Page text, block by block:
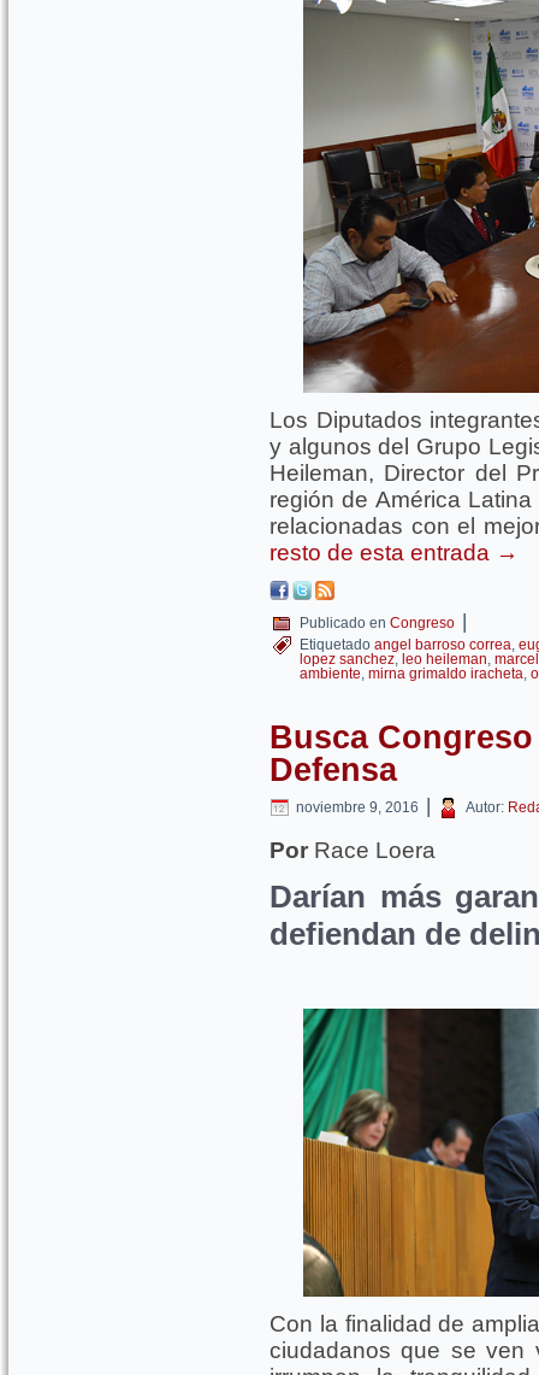
Los Diputados
y algunos del Grupo
Heileman, Director del
región de América
relacionadas con el
resto de esta entrada →
Publicado en Congreso |
Etiquetado angel barroso correa
lopez sanchez leo heileman
ambiente mirna grimaldo iracheta
Busca
Defensa
noviembre 9, 2016 | Autor:
Por Race Loera
Darían más
defiendan de
Con la finalidad de
ciudadanos que se ven